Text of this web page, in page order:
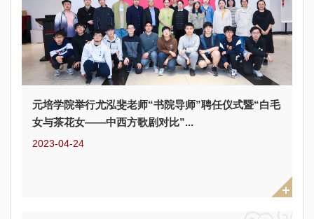
元培学院举行尤泓斐老师“书院导师”聘任仪式暨“白毛
女与茶花女——中西方歌剧对比”...
2023-04-24